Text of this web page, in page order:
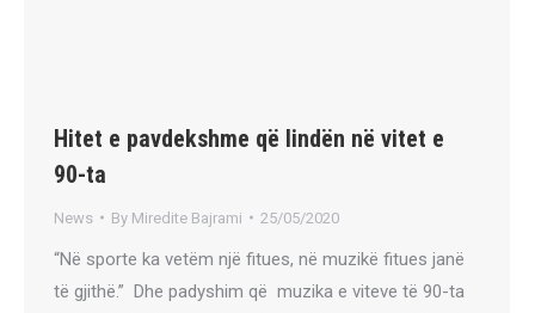
Hitet e pavdekshme që lindën në vitet e
90-ta
News By Miredite Bajrami 25/05/2020
“Në sporte ka vetëm një fitues, në muzikë fitues janë
të gjithë.” Dhe padyshim që muzika e viteve të 90-ta